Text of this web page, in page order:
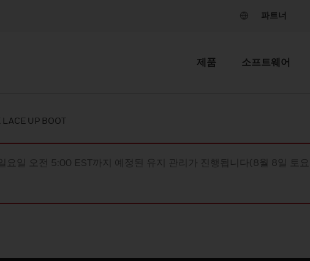
파트너
제품 소프트웨어
UP BOOT
일 오전 5:00 EST까지 예정된 유지 관리가 진행됩니다(8월 8일 토